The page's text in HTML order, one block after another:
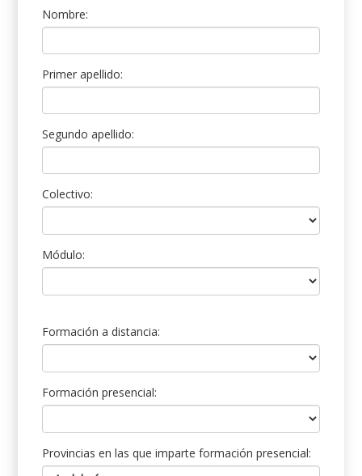
Nombre:
Primer apellido:
Segundo apellido:
Colectivo:
Módulo:
Formación a distancia:
Formación presencial:
Provincias en las que imparte formación presencial: